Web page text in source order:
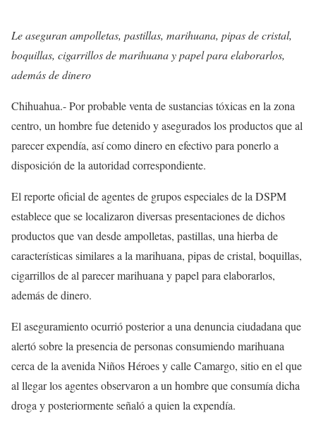
Le aseguran ampolletas, pastillas, marihuana, pipas de cristal,
boquillas, cigarrillos de marihuana y papel para elaborarlos,
además de dinero
Chihuahua.- Por probable venta de sustancias tóxicas en la zona
centro, un hombre fue detenido y asegurados los productos que al
parecer expendía, así como dinero en efectivo para ponerlo a
disposición de la autoridad correspondiente.
El reporte oficial de agentes de grupos especiales de la DSPM
establece que se localizaron diversas presentaciones de dichos
productos que van desde ampolletas, pastillas, una hierba de
características similares a la marihuana, pipas de cristal, boquillas,
cigarrillos de al parecer marihuana y papel para elaborarlos,
además de dinero.
El aseguramiento ocurrió posterior a una denuncia ciudadana que
alertó sobre la presencia de personas consumiendo marihuana
cerca de la avenida Niños Héroes y calle Camargo, sitio en el que
al llegar los agentes observaron a un hombre que consumía dicha
droga y posteriormente señaló a quien la expendía.